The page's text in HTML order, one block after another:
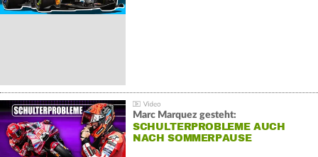
Marc Marquez gesteht:
SCHULTERPROBLEME AUCH
NACH SOMMERPAUSE